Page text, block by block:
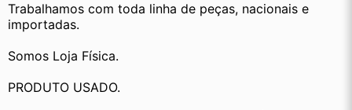
Trabalhamos com toda linha de peças, nacionais e
importadas.
Somos Loja Física.
PRODUTO USADO.